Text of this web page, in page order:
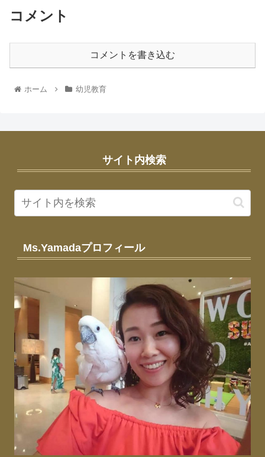
コメント
コメントを書き込む
ホーム 幼児教育
サイト内検索
Ms.Yamadaプロフィール